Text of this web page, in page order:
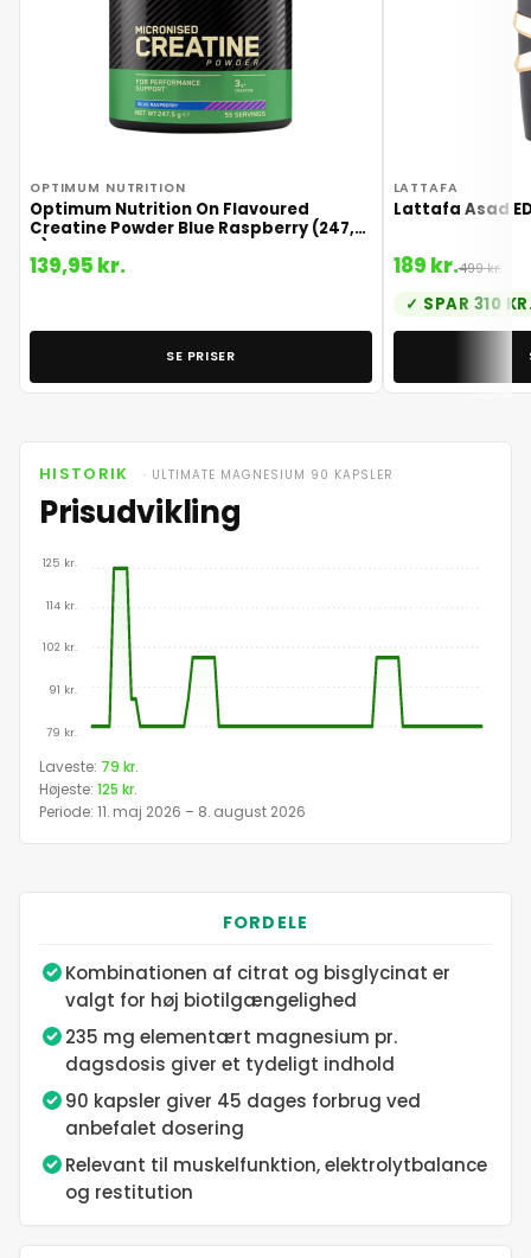
OPTIMUM NUTRITION
Optimum Nutrition On Flavoured
Creatine Powder Blue Raspberry (247,5
g)
139,95 kr.
SE PRISER
LATTAFA
Lattafa Asad
189 kr.499 kr.
SPAR 310
HISTORIK · ULTIMATE MAGNESIUM 90 KAPSLER
Prisudvikling
125 kr.
114 kr.
102 kr.
91 kr.
79 kr.
Prisudvikling for Ultimate Magnesium 90
13. maj 2026
14. maj 2026
15. maj 2026
Laveste: 79 kr.
Højeste: 125 kr.
Periode: 11. maj 2026 – 8. august 2026
FORDELE
Kombinationen af citrat og bisglycinat er
valgt for høj biotilgængelighed
235 mg elementært magnesium pr.
dagsdosis giver et tydeligt indhold
90 kapsler giver 45 dages forbrug ved
anbefalet dosering
Relevant til muskelfunktion, elektrolytbalance
og restitution